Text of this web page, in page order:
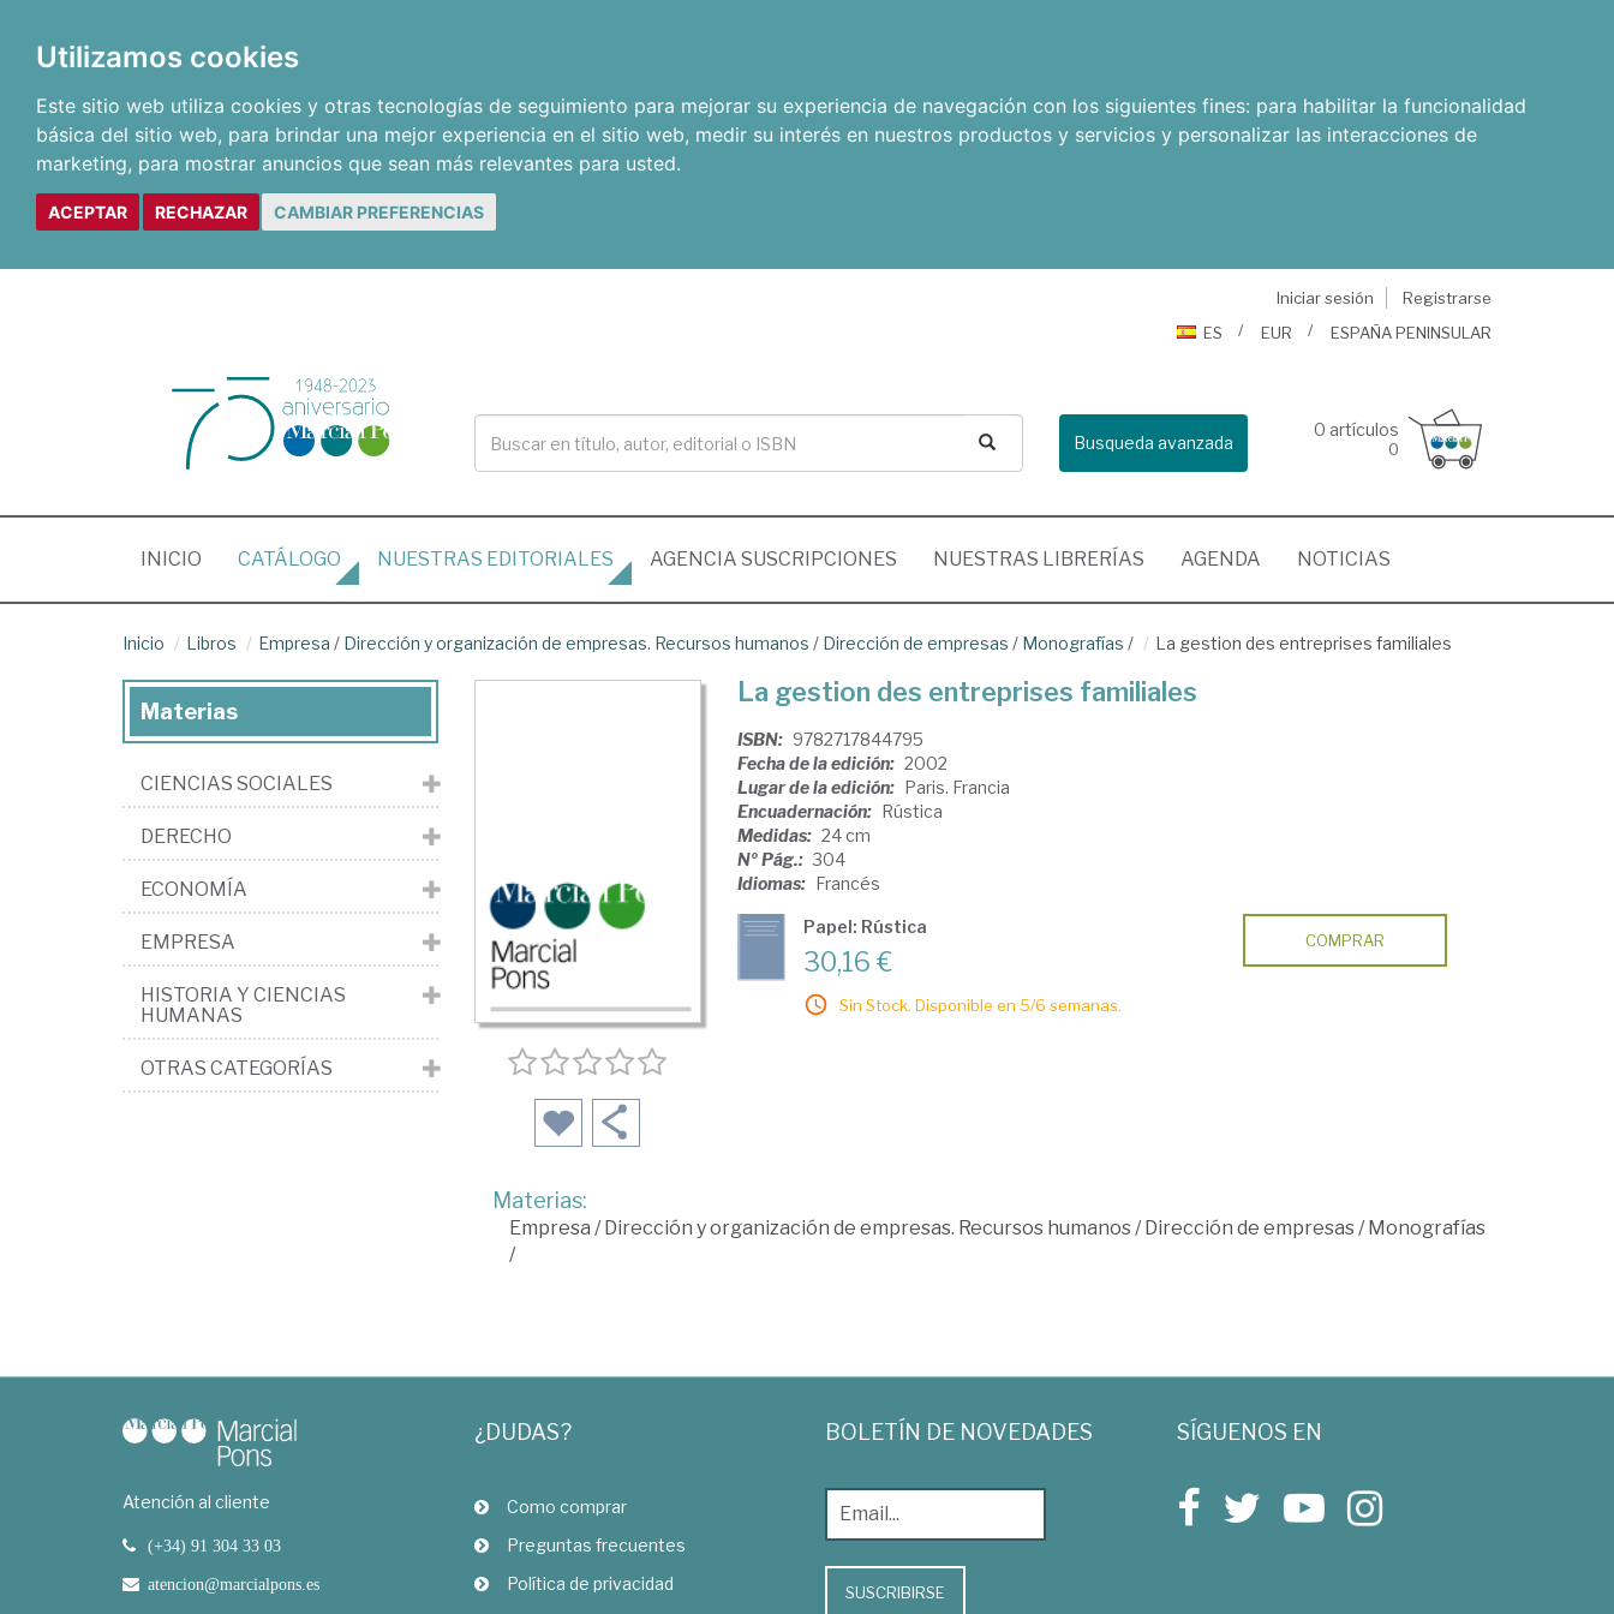
Utilizamos cookies
Este sitio web utiliza cookies y otras tecnologías de seguimiento para mejorar su experiencia de navegación con los siguientes fines: para habilitar la funcionalidad
básica del sitio web, para brindar una mejor experiencia en el sitio web, medir su interés en nuestros productos y servicios y personalizar las interacciones de
marketing, para mostrar anuncios que sean más relevantes para usted.
ACEPTAR RECHAZAR CAMBIAR PREFERENCIAS
Iniciar sesión
Registrarse
ES
EUR ESPAÑA PENINSULAR
Busqueda avanzada
0 artículos
0
INICIO (CURRENT)
CATÁLOGO NUESTRAS EDITORIALES AGENCIA SUSCRIPCIONES NUESTRAS LIBRERÍAS AGENDA NOTICIAS
Inicio Libros Empresa / Dirección y organización de empresas. Recursos humanos / Dirección de empresas / Monografías / La gestion des entreprises familiales
La gestion des entreprises familiales
ISBN: 9782717844795
Fecha de la edición: 2002
Lugar de la edición: Paris. Francia
Encuadernación: Rústica
Medidas: 24 cm
Nº Pág.: 304
Idiomas: Francés
Papel: Rústica
30,16 €
Sin Stock. Disponible en 5/6 semanas.
COMPRAR
Materias:
Empresa /Dirección y organización de empresas. Recursos humanos/Dirección de empresas/Monografías
/
Materias
CIENCIAS SOCIALES
DERECHO
ECONOMÍA
EMPRESA
HISTORIA Y CIENCIAS
HUMANAS
OTRAS CATEGORÍAS
Atención al cliente
(+34) 91 304 33 03
atencion@marcialpons.es
¿DUDAS?
Como comprar
Preguntas frecuentes
Política de privacidad
BOLETÍN DE NOVEDADES
SUSCRIBIRSE
SÍGUENOS EN